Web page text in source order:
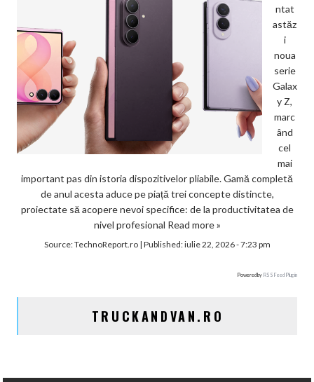
ntat
astăz
i
noua
serie
Galax
y Z,
marc
ând
cel
mai
important pas din istoria dispozitivelor pliabile. Gamă completă
de anul acesta aduce pe piață trei concepte distincte,
proiectate să acopere nevoi specifice: de la productivitatea de
nivel profesional Read more »
Source:TechnoReport.ro| Published:iulie 22, 2026 - 7:23 pm
Powered by RSS Feed Plugin
TRUCKANDVAN.RO